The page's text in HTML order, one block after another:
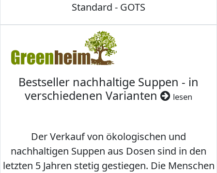
Standard - GOTS
Bestseller nachhaltige Suppen - in
verschiedenen Varianten
lesen
Der Verkauf von ökologischen und
nachhaltigen Suppen aus Dosen sind in den
letzten 5 Jahren stetig gestiegen. Die Menschen